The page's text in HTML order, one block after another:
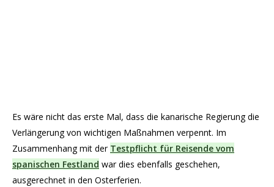
Es wäre nicht das erste Mal, dass die kanarische Regierung die
Verlängerung von wichtigen Maßnahmen verpennt. Im
Zusammenhang mit der Testpflicht für Reisende vom
spanischen Festland war dies ebenfalls geschehen,
ausgerechnet in den Osterferien.